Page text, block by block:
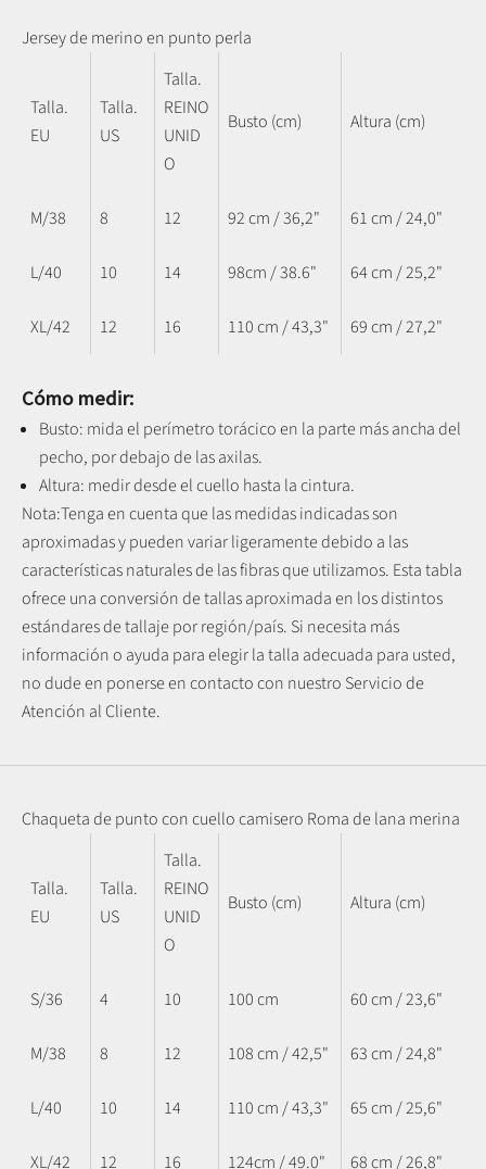
Jersey de merino en punto perla
Talla.
EU
Talla.
US
Talla.
REINO
UNID
O
Busto (cm) Altura (cm)
M/38 8 12 92 cm / 36,2" 61 cm / 24,0"
L/40 10 14 98cm / 38.6" 64 cm / 25,2"
XL/42 12 16 110 cm / 43,3" 69 cm / 27,2"
Cómo medir:
Busto: mida el perímetro torácico en la parte más ancha del
pecho, por debajo de las axilas.
Altura: medir desde el cuello hasta la cintura.
Nota:Tenga en cuenta que las medidas indicadas son
aproximadas y pueden variar ligeramente debido a las
características naturales de las fibras que utilizamos. Esta tabla
ofrece una conversión de tallas aproximada en los distintos
estándares de tallaje por región/país. Si necesita más
información o ayuda para elegir la talla adecuada para usted,
no dude en ponerse en contacto con nuestro Servicio de
Atención al Cliente.
Chaqueta de punto con cuello camisero Roma de lana merina
Talla.
EU
Talla.
US
Talla.
REINO
UNID
O
Busto (cm) Altura (cm)
S/36 4 10 100 cm 60 cm / 23,6"
M/38 8 12 108 cm / 42,5" 63 cm / 24,8"
L/40 10 14 110 cm / 43,3" 65 cm / 25,6"
XL/42 12 16 124cm / 49.0" 68 cm / 26,8"